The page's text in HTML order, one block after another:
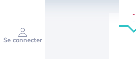
Se connecter
-
-